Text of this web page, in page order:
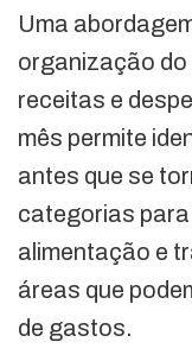
Uma
organização
receitas e
mês permite
antes que se
categorias
alimentação e
áreas que
de gastos.